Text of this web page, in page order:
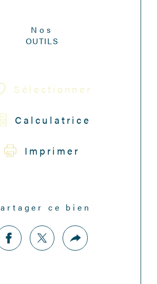
Nos
OUTILS
Sélectionner
Calculatrice
Imprimer
Partager ce bien